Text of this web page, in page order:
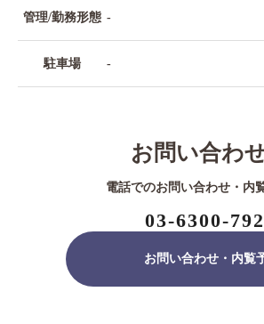
管理/勤務形態 -
駐車場 -
お問い合わ
電話でのお問い合わせ・内
03-6300-
お問い合わせ・内覧